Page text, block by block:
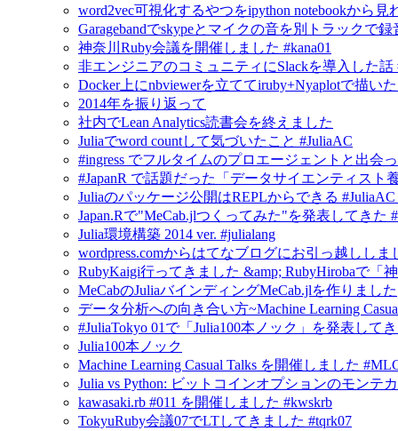
word2vec可視化するやつをipython notebookから見
Garagebandでskypeとマイクの音を別トラックで
神奈川Ruby会議を開催しました #kana01
非エンジニアのコミュニティにSlackを導入した話
Docker上にnbviewerを立ててiruby+Nyaplotで描い
2014年を振り返って
社内でLean Analytics読書会を終えました
Juliaでword countして気づいたこと #JuliaAC
#ingress でフルタイムのプロエージェントと出会
#JapanR で話題だった「データサイエンティス
Juliaのパッケージ公開はREPLからできる #JuliaAC
Japan.Rで"MeCab.jlつくってみた"を発表してきた
Julia環境構築 2014 ver. #julialang
wordpress.comからはてなブログにお引っ越ししま
RubyKaigi行ってきました &amp; RubyHirobaで「
MeCabのJuliaバインディングMeCab.jlを作りました
データ分析への向き合い方~Machine Learning
#JuliaTokyo 01で「Julia100本ノック」を発表して
Julia100本ノック
Machine Learning Casual Talks を開催しました
Julia vs Python: ビットコインオプションのモンテ
kawasaki.rb #011 を開催しました #kwskrb
TokyuRuby会議07でLTしてきました #tqrk07